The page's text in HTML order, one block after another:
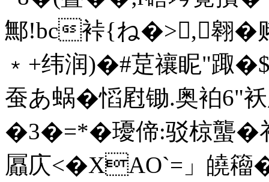
鄦!bc裃 {ね�>,翱�
﹡+纬润)�#莡禳眤"踙
蚕あ蜗�慆屗锄.奥袙6"
�3�=*�瓇偙:驳椋蠪�
屭庂<�XAO`=」皢